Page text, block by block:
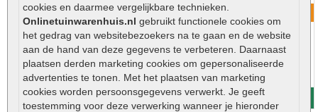
cookies en daarmee vergelijkbare technieken.
Onlinetuinwarenhuis.nl gebruikt functionele cookies om
het gedrag van websitebezoekers na te gaan en de website
aan de hand van deze gegevens te verbeteren. Daarnaast
plaatsen derden marketing cookies om gepersonaliseerde
advertenties te tonen. Met het plaatsen van marketing
cookies worden persoonsgegevens verwerkt. Je geeft
toestemming voor deze verwerking wanneer je hieronder
Korting mogelijk!
Stonique trommel longstone oud heeg 31,5x10,5x7cm
Stonique trommel longstone oud heeg 31,5x10,5x7cm..
Meer info
€ 34,65